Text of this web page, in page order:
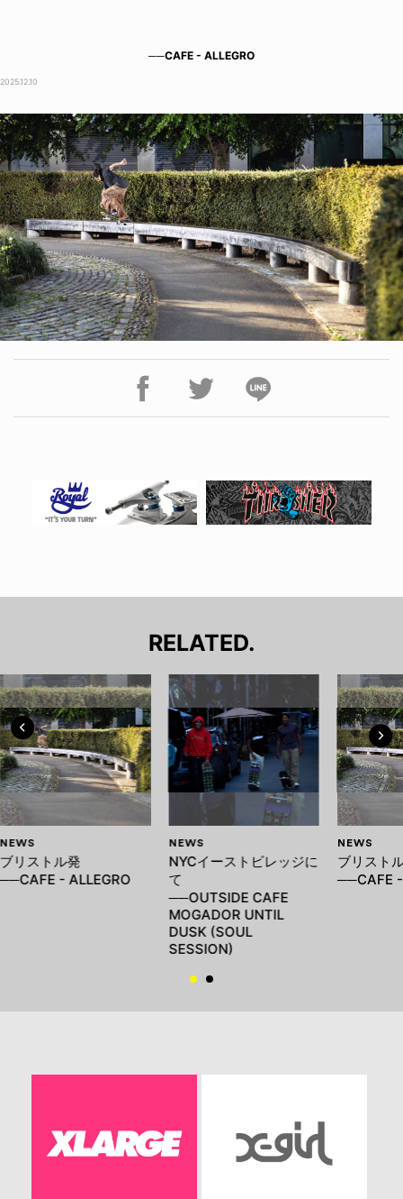
──CAFE - ALLEGRO
2025.12.10
RELATED.
NEWS
ブリストル発
──CAFE - ALLEGRO
NEWS
NYCイーストビレッジに
て
──OUTSIDE CAFE
MOGADOR UNTIL
DUSK (SOUL
SESSION)
NEWS
ブリスト
──CAFE -